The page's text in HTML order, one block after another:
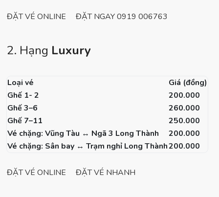
ĐẶT VÉ ONLINE ĐẶT NGAY 0919 006763
2. Hạng Luxury
Loại vé
Giá (đồng)
Ghế 1- 2
200.000
Ghế 3–6
260.000
Ghế 7–11
250.000
Vé chặng: Vũng Tàu ↔ Ngã 3 Long Thành
200.000
Vé chặng: Sân bay ↔ Trạm nghỉ Long Thành200.000
ĐẶT VÉ ONLINE ĐẶT VÉ NHANH